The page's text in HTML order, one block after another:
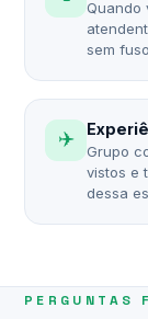
Quando
sem
✈️
Grupo
vistos e
dessa
PERGUNTAS